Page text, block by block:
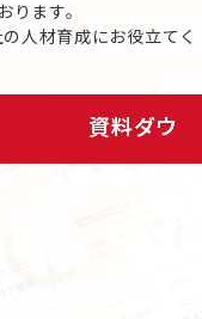
ります。
人材育成にお役立てく